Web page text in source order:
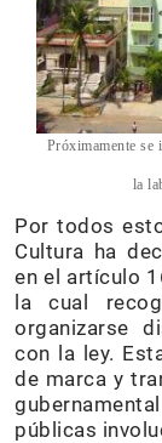
Próximamente se
la
Por todos
Cultura ha
en el artículo
la cual
organizarse
con la ley.
de marca y
públicas